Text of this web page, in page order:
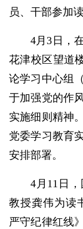
员、干部参加
4月3日，
花津校区望道
论学习中心组
于加强党的作
实施细则精神
党委学习教育
安排部署。
4月11日
教授龚伟为读
严守纪律红线